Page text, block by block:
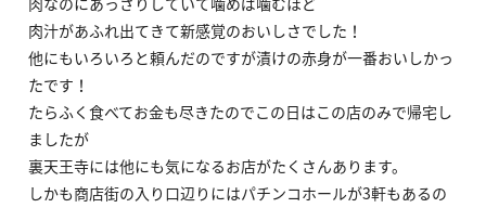
肉汁があふれ出てきて新感覚のおいしさでした！
他にもいろいろと頼んだのですが漬けの赤身が一番おいしかっ
たです！
たらふく食べてお金も尽きたのでこの日はこの店のみで帰宅し
ましたが
裏天王寺には他にも気になるお店がたくさんあります。
しかも商店街の入り口辺りにはパチンコホールが3軒もあるの